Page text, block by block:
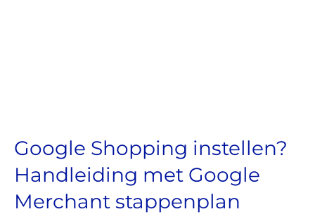
Google Shopping instellen?
Handleiding met Google
Merchant stappenplan